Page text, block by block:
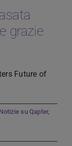
grazie
Future of
Notizie su Qapter,